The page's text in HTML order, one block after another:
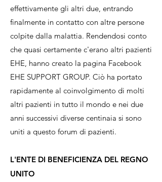
effettivamente gli altri due, entrando
finalmente in contatto con altre persone
colpite dalla malattia. Rendendosi conto
che quasi certamente c'erano altri pazienti
EHE, hanno creato la pagina Facebook
EHE SUPPORT GROUP. Ciò ha portato
rapidamente al coinvolgimento di molti
altri pazienti in tutto il mondo e nei due
anni successivi diverse centinaia si sono
uniti a questo forum di pazienti.
L'ENTE DI BENEFICIENZA DEL REGNO
UNITO